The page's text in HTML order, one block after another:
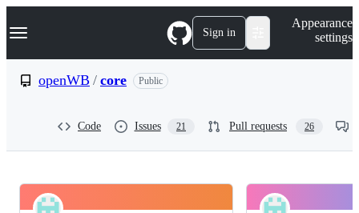
k
p
Navigation Menu Sign in
Appearance
settings
openWB / core Public
Code Issues 21 Pull requests 26
openWB